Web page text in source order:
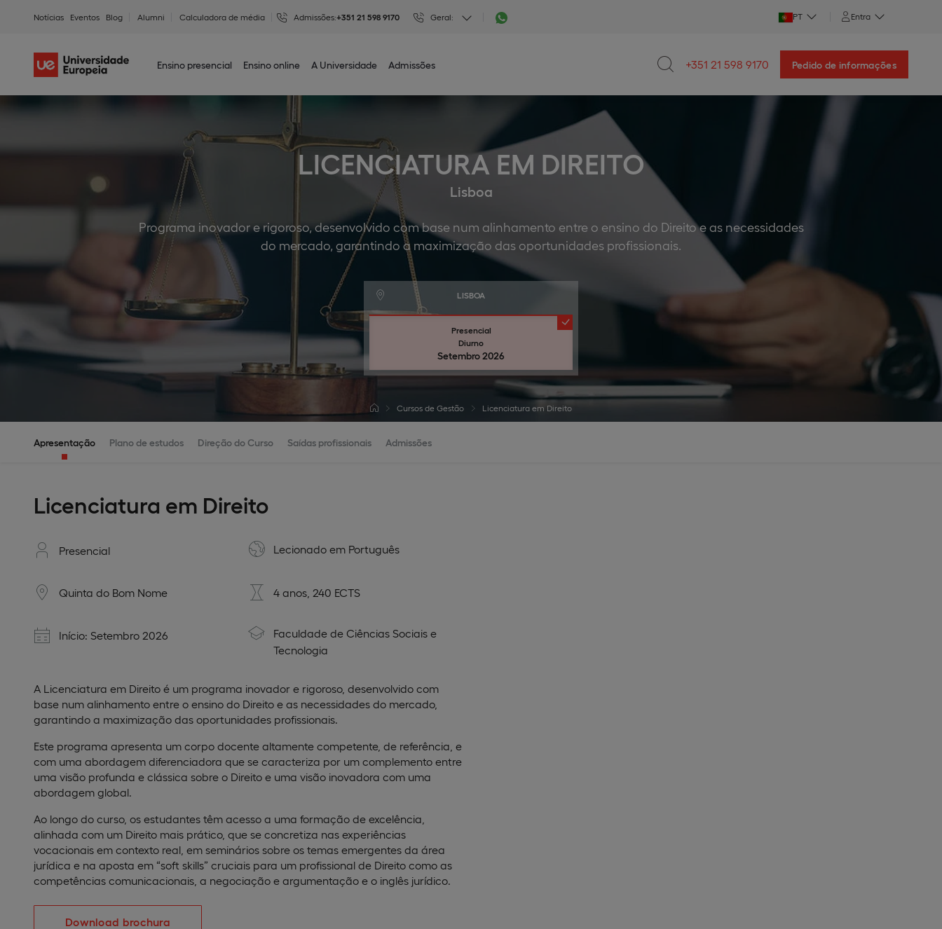
Notícias Eventos Blog Alumni Calculadora de média Admissões:+351 21 598 9170 Geral: PT Entra
Ensino presencial Ensino online A Universidade Admissões +351 21 598 9170 Pedido de informações
LICENCIATURA EM DIREITO
Lisboa
Programa inovador e rigoroso, desenvolvido com base num alinhamento entre o ensino do Direito e as necessidades
do mercado, garantindo a maximização das oportunidades profissionais.
LISBOA
Presencial
Diurno
Setembro 2026
Cursos de Gestão Licenciatura em Direito
Apresentação Plano de estudos Direção do Curso Saídas profissionais Admissões
Licenciatura em Direito
Presencial Lecionado em Português
Quinta do Bom Nome 4 anos, 240 ECTS
Início: Setembro 2026
Faculdade de Ciências Sociais e
Tecnologia
A Licenciatura em Direito é um programa inovador e rigoroso, desenvolvido com
base num alinhamento entre o ensino do Direito e as necessidades do mercado,
garantindo a maximização das oportunidades profissionais.
Este programa apresenta um corpo docente altamente competente, de referência, e
com uma abordagem diferenciadora que se caracteriza por um complemento entre
uma visão profunda e clássica sobre o Direito e uma visão inovadora com uma
abordagem global.
Ao longo do curso, os estudantes têm acesso a uma formação de excelência,
alinhada com um Direito mais prático, que se concretiza nas experiências
vocacionais em contexto real, em seminários sobre os temas emergentes da área
jurídica e na aposta em “soft skills” cruciais para um profissional de Direito como as
competências comunicacionais, a negociação e argumentação e o inglês jurídico.
Download brochura